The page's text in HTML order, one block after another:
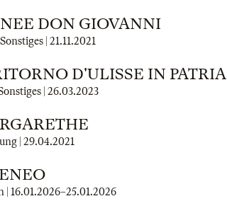
DON GIOVANNI
| 21.11.2021
D'ULISSE IN PATRIA
| 26.03.2023
| 29.04.2021
| 16.01.2026–25.01.2026